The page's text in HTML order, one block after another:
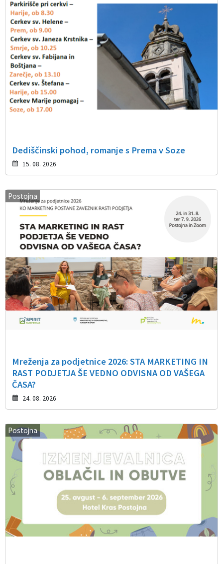
Dediščinski pohod, romanje s Prema v Soze
15. 08. 2026
Postojna
Mreženja za podjetnice 2026: STA MARKETING IN
RAST PODJETJA ŠE VEDNO ODVISNA OD VAŠEGA
ČASA?
24. 08. 2026
Postojna